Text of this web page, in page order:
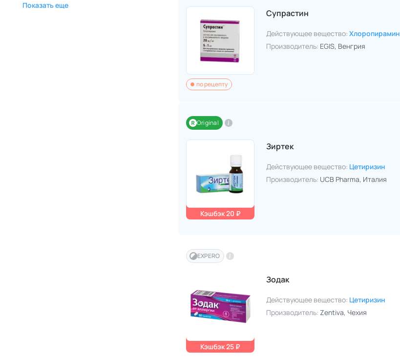
Показать еще
по рецепту
Супрастин
Действующее вещество: Хлоропирамин
Производитель: EGIS, Венгрия
Original
Кэшбэк 20 ₽
Зиртек
Действующее вещество: Цетиризин
Производитель: UCB Pharma, Италия
EXPERO
Кэшбэк 25 ₽
Зодак
Действующее вещество: Цетиризин
Производитель: Zentiva, Чехия